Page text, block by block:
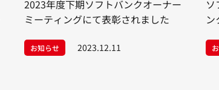
2023年度下期ソフトバンクオーナー
ミーティングにて表彰されました
お知らせ 2023.12.11